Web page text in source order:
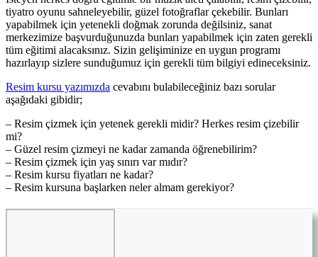
tiyatro oyunu sahneleyebilir, güzel fotoğraflar çekebilir. Bunları
yapabilmek için yetenekli doğmak zorunda değilsiniz, sanat
merkezimize başvurduğunuzda bunları yapabilmek için zaten gerekli
tüm eğitimi alacaksınız. Sizin gelişiminize en uygun programı
hazırlayıp sizlere sunduğumuz için gerekli tüm bilgiyi edineceksiniz.
Resim kursu yazımızda cevabını bulabileceğiniz bazı sorular
aşağıdaki gibidir;
– Resim çizmek için yetenek gerekli midir? Herkes resim çizebilir
mi?
– Güzel resim çizmeyi ne kadar zamanda öğrenebilirim?
– Resim çizmek için yaş sınırı var mıdır?
– Resim kursu fiyatları ne kadar?
– Resim kursuna başlarken neler almam gerekiyor?